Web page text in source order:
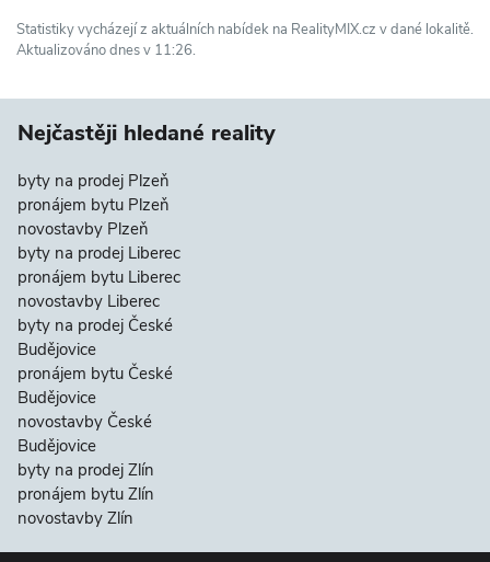
Statistiky vycházejí z aktuálních nabídek na RealityMIX.cz v dané lokalitě.
Aktualizováno dnes v 11:26.
Nejčastěji hledané reality
byty na prodej Plzeň
pronájem bytu Plzeň
novostavby Plzeň
byty na prodej Liberec
pronájem bytu Liberec
novostavby Liberec
byty na prodej České
Budějovice
pronájem bytu České
Budějovice
novostavby České
Budějovice
byty na prodej Zlín
pronájem bytu Zlín
novostavby Zlín